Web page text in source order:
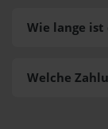
Welche
Wie lange